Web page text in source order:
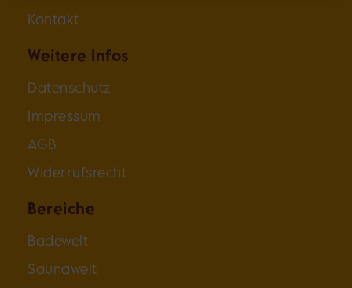
Kontakt
Weitere Infos
Datenschutz
Impressum
AGB
Widerrufsrecht
Bereiche
Badewelt
Saunawelt